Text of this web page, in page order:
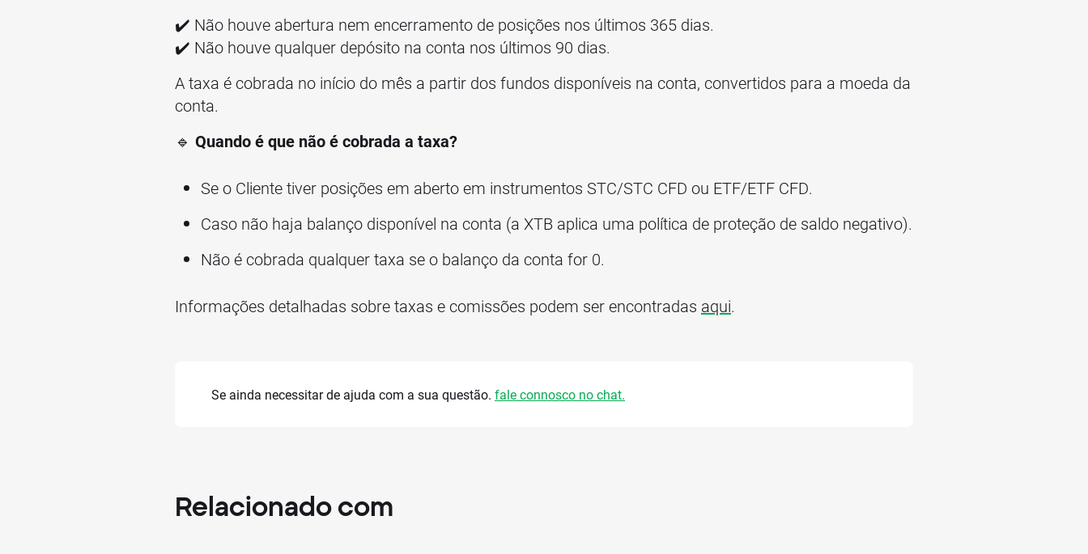
✔️ Não houve abertura nem encerramento de posições nos últimos 365 dias.
✔️ Não houve qualquer depósito na conta nos últimos 90 dias.
A taxa é cobrada no início do mês a partir dos fundos disponíveis na conta, convertidos para a moeda da
conta.
🔹 Quando é que não é cobrada a taxa?
Se o Cliente tiver posições em aberto em instrumentos STC/STC CFD ou ETF/ETF CFD.
Caso não haja balanço disponível na conta (a XTB aplica uma política de proteção de saldo negativo).
Não é cobrada qualquer taxa se o balanço da conta for 0.
Informações detalhadas sobre taxas e comissões podem ser encontradas aqui.
Se ainda necessitar de ajuda com a sua questão. fale connosco no chat.
Relacionado com